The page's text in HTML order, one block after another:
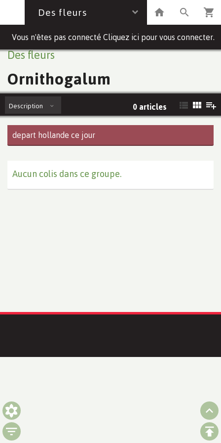
Des fleurs
Vous n'êtes pas connecté Cliquez ici pour vous connecter.
Des fleurs
Ornithogalum
Description 0 articles
depart hollande ce jour
Aucun colis dans ce groupe.